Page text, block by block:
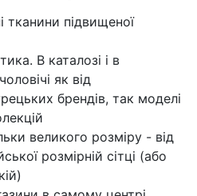
тканини підвищеної
В каталозі і в
як від
брендів, так моделі
великого розміру - від
розмірній сітці (або